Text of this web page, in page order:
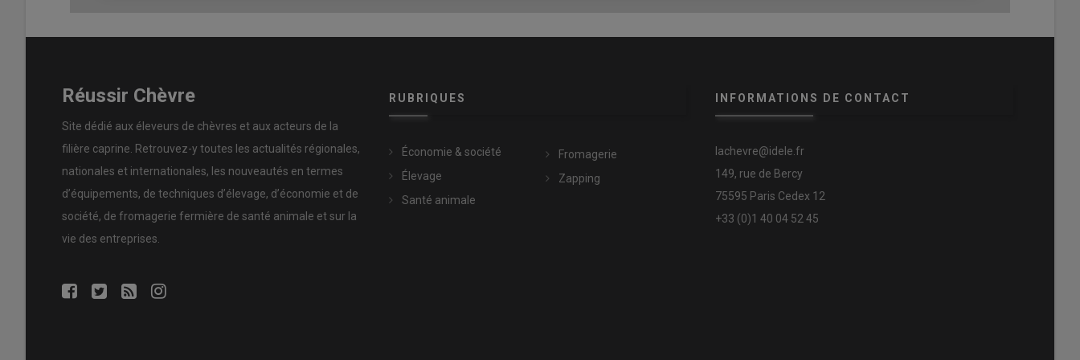
Réussir Chèvre
Site dédié aux éleveurs de chèvres et aux acteurs de la
filière caprine. Retrouvez-y toutes les actualités régionales,
nationales et internationales, les nouveautés en termes
d’équipements, de techniques d’élevage, d’économie et de
société, de fromagerie fermière de santé animale et sur la
vie des entreprises.
RUBRIQUES
Économie & société
Élevage
Santé animale
Fromagerie
Zapping
INFORMATIONS DE CONTACT
lachevre@idele.fr
149, rue de Bercy
75595 Paris Cedex 12
+33 (0)1 40 04 52 45